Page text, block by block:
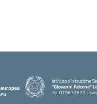
Istituto d'Istruzione
"Giovanni Falcone"
Tel. 019677577 -
— Visita la pagina